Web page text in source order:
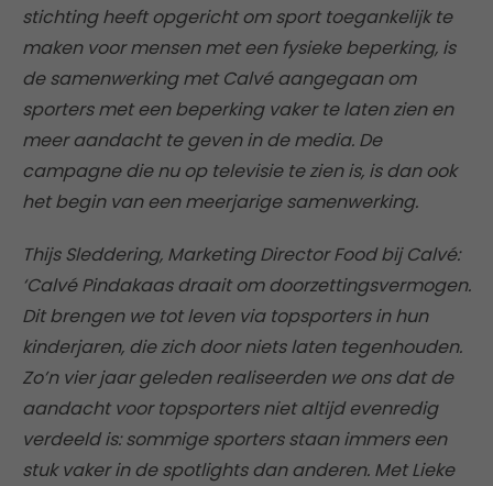
stichting heeft opgericht om sport toegankelijk te
maken voor mensen met een fysieke beperking, is
de samenwerking met Calvé aangegaan om
sporters met een beperking vaker te laten zien en
meer aandacht te geven in de media. De
campagne die nu op televisie te zien is, is dan ook
het begin van een meerjarige samenwerking.
Thijs Sleddering, Marketing Director Food bij Calvé:
‘Calvé Pindakaas draait om doorzettingsvermogen.
Dit brengen we tot leven via topsporters in hun
kinderjaren, die zich door niets laten tegenhouden.
Zo’n vier jaar geleden realiseerden we ons dat de
aandacht voor topsporters niet altijd evenredig
verdeeld is: sommige sporters staan immers een
stuk vaker in de spotlights dan anderen. Met Lieke